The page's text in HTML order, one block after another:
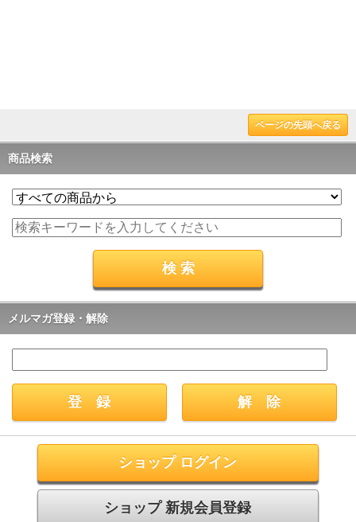
ページの先頭へ戻る
商品検索
メルマガ登録・解除
ショップ ログイン
ショップ 新規会員登録